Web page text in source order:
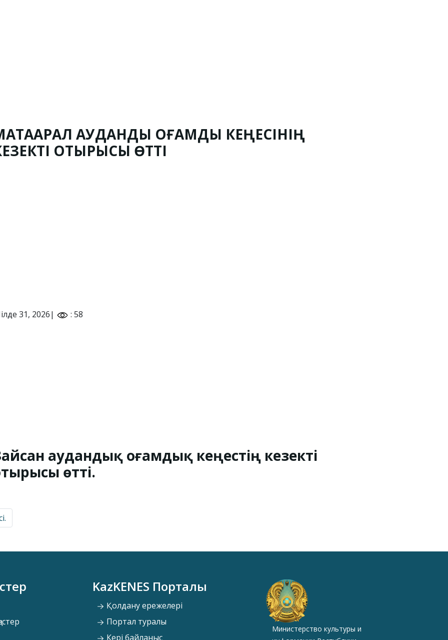
АУДАНДЫҚ ҚОҒАМДЫҚ КЕҢЕСІНІҢ
ОТЫРЫСЫ ӨТТІ
31, 2026| : 58
аудандық Қоғамдық кеңестің кезекті
өтті.
KazKENES Порталы
Қолдану ережелері
Портал туралы
Кері байланыс
Министерство культуры и